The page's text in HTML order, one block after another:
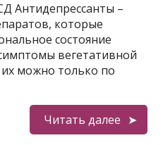
Антидепрессанты –
которые
состояние
вегетативной
можно только по
Читать далее